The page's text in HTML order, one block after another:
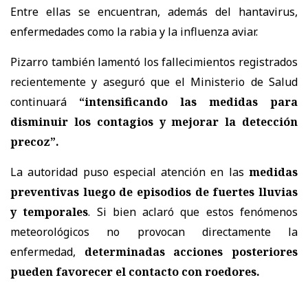
Entre ellas se encuentran, además del hantavirus,
enfermedades como la rabia y la influenza aviar.
Pizarro también lamentó los fallecimientos registrados
recientemente y aseguró que el Ministerio de Salud
continuará “intensificando las medidas para
disminuir los contagios y mejorar la detección
precoz”.
La autoridad puso especial atención en las medidas
preventivas luego de episodios de fuertes lluvias
y temporales. Si bien aclaró que estos fenómenos
meteorológicos no provocan directamente la
enfermedad, determinadas acciones posteriores
pueden favorecer el contacto con roedores.